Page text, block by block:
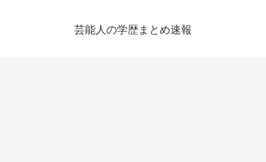
芸能人の学歴まとめ速報